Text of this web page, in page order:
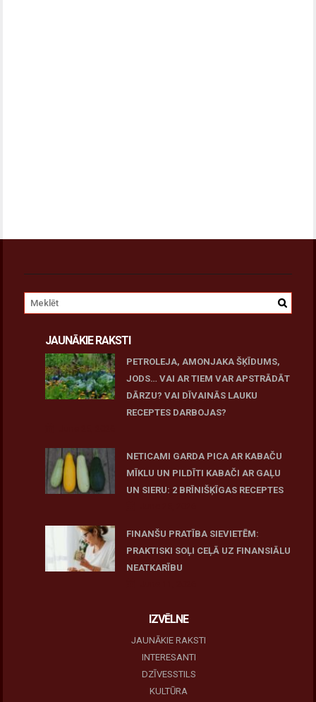
JAUNĀKIE RAKSTI
PETROLEJA, AMONJAKA ŠĶĪDUMS,
JODS… VAI AR TIEM VAR APSTRĀDĀT
DĀRZU? VAI DĪVAINĀS LAUKU
RECEPTES DARBOJAS?
NETICAMI GARDA PICA AR KABAČU
MĪKLU UN PILDĪTI KABAČI AR GAĻU
UN SIERU: 2 BRĪNIŠĶĪGAS RECEPTES
FINANŠU PRATĪBA SIEVIETĒM:
PRAKTISKI SOĻI CEĻĀ UZ FINANSIĀLU
NEATKARĪBU
IZVĒLNE
JAUNĀKIE RAKSTI
INTERESANTI
DZĪVESSTILS
KULTŪRA